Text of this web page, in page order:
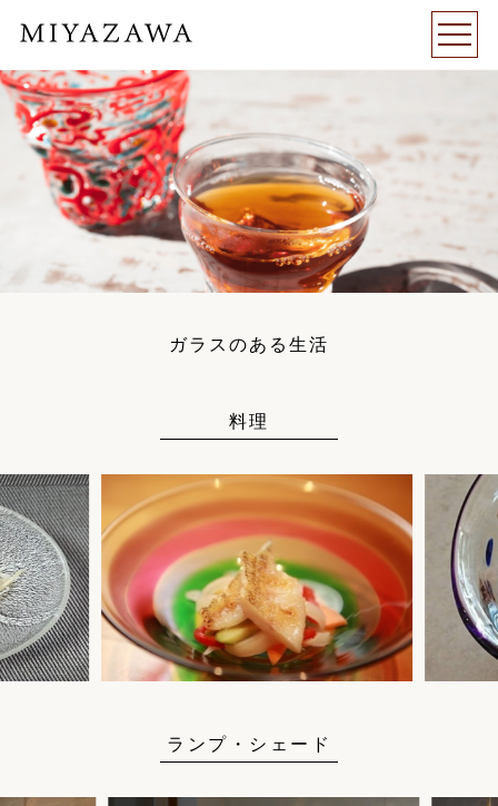
ガラスのある生活
料理
ランプ・シェード